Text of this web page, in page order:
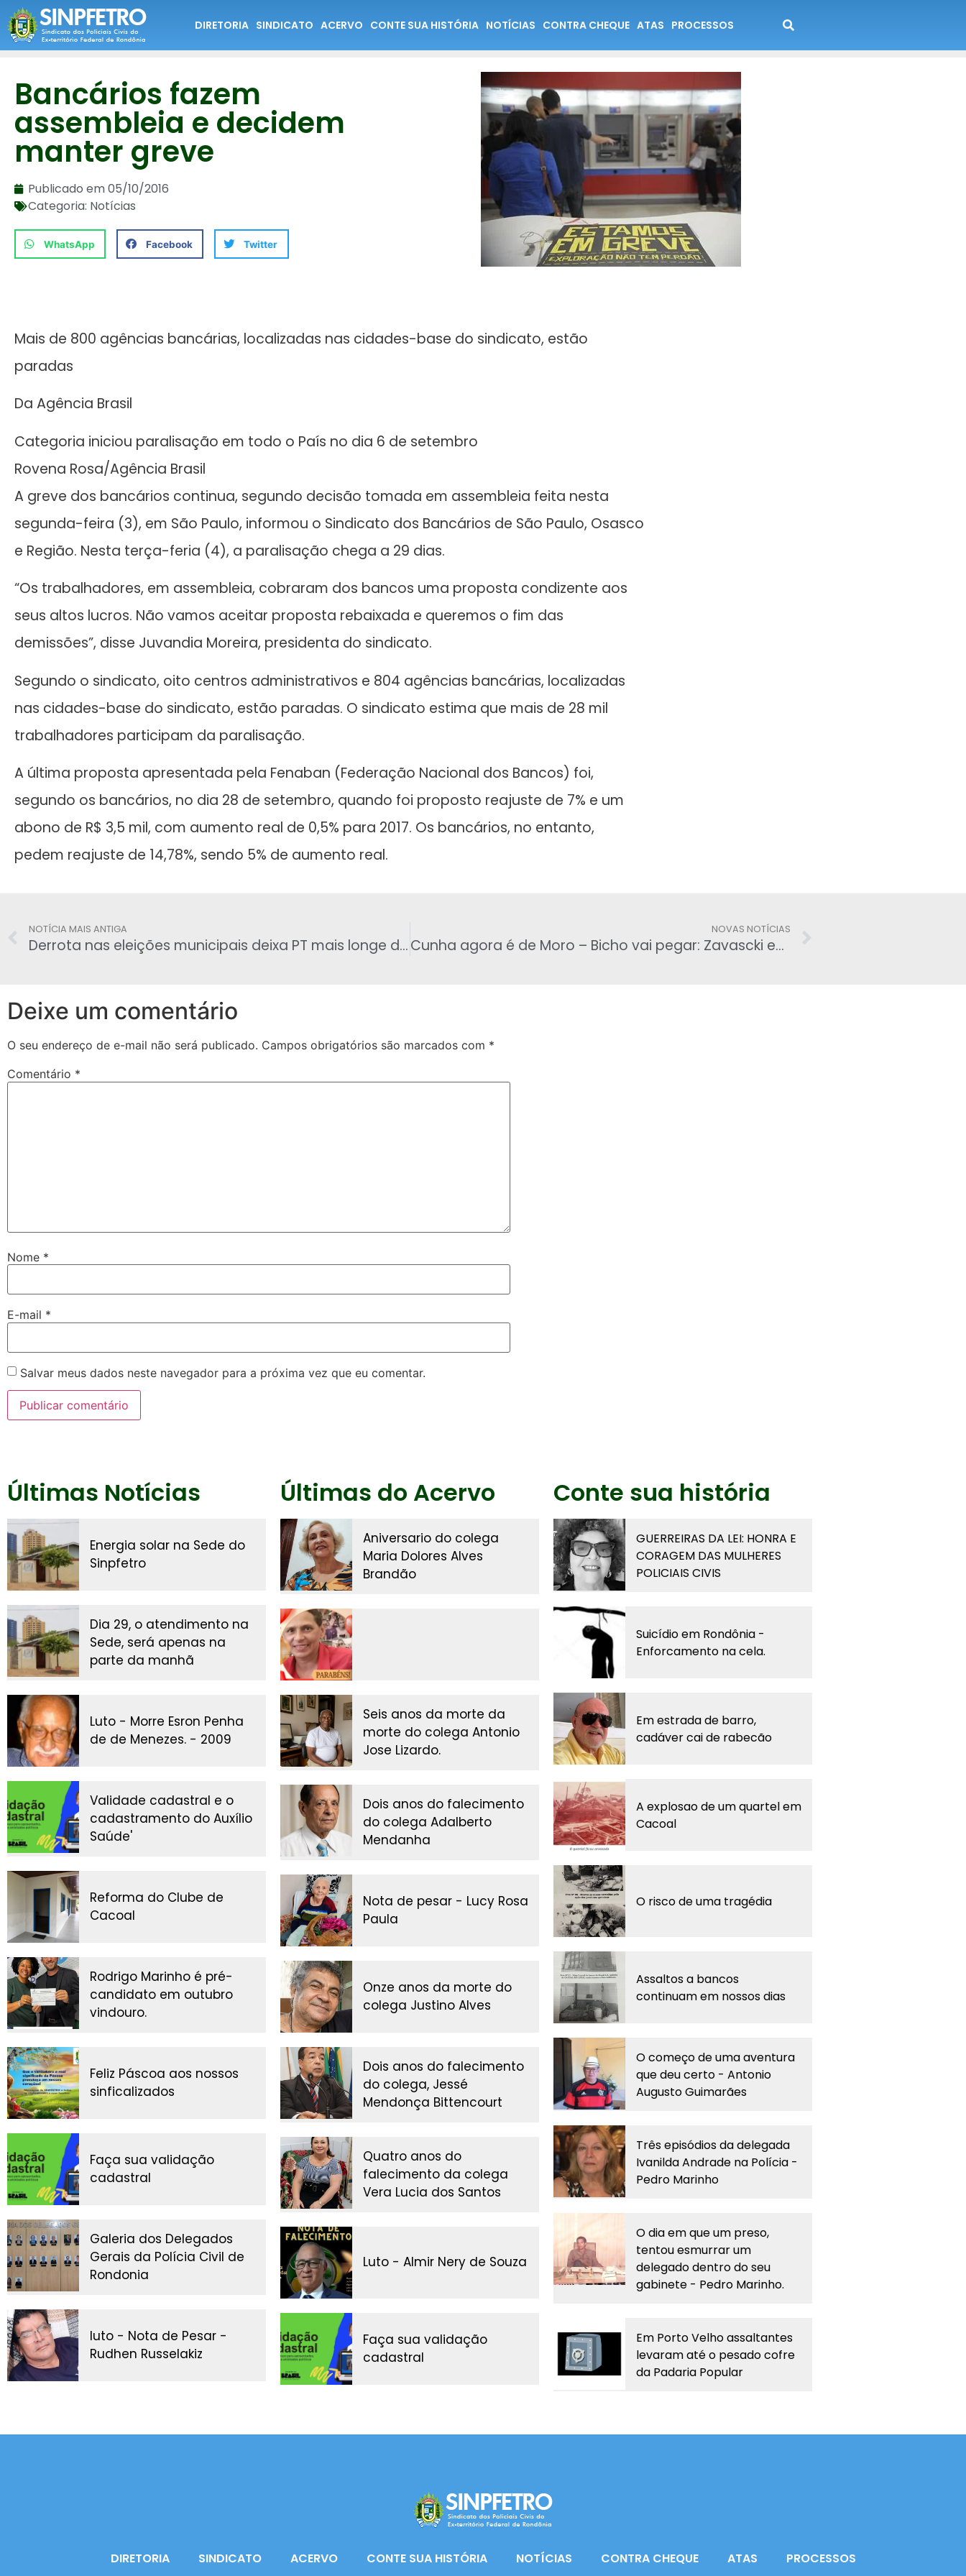
DIRETORIA SINDICATO ACERVO CONTE SUA HISTÓRIA NOTÍCIAS CONTRA CHEQUE ATAS PROCESSOS
Bancários fazem
assembleia e decidem
manter greve
Publicado em05/10/2016
Categoria: Notícias
WhatsApp Facebook Twitter
Mais de 800 agências bancárias, localizadas nas cidades-base do sindicato, estão
paradas
Da Agência Brasil
Categoria iniciou paralisação em todo o País no dia 6 de setembro
Rovena Rosa/Agência Brasil
A greve dos bancários continua, segundo decisão tomada em assembleia feita nesta
segunda-feira (3), em São Paulo, informou o Sindicato dos Bancários de São Paulo, Osasco
e Região. Nesta terça-feria (4), a paralisação chega a 29 dias.
“Os trabalhadores, em assembleia, cobraram dos bancos uma proposta condizente aos
seus altos lucros. Não vamos aceitar proposta rebaixada e queremos o fim das
demissões”, disse Juvandia Moreira, presidenta do sindicato.
Segundo o sindicato, oito centros administrativos e 804 agências bancárias, localizadas
nas cidades-base do sindicato, estão paradas. O sindicato estima que mais de 28 mil
trabalhadores participam da paralisação.
A última proposta apresentada pela Fenaban (Federação Nacional dos Bancos) foi,
segundo os bancários, no dia 28 de setembro, quando foi proposto reajuste de 7% e um
abono de R$ 3,5 mil, com aumento real de 0,5% para 2017. Os bancários, no entanto,
pedem reajuste de 14,78%, sendo 5% de aumento real.
NOTÍCIA MAIS ANTIGA
Derrota nas eleições municipais deixa PT mais longe do Planalto em 2018
NOVAS NOTÍCIAS
Cunha agora é de Moro – Bicho vai pegar: Zavascki entrega caso Eduardo Cunha a Sérgio Moro
Deixe um comentário
O seu endereço de e-mail não será publicado. Campos obrigatórios são marcados com *
Comentário *
Nome *
E-mail *
Salvar meus dados neste navegador para a próxima vez que eu comentar.
Últimas Notícias
Energia solar na Sede do
Sinpfetro
Dia 29, o atendimento na
Sede, será apenas na
parte da manhã
Luto - Morre Esron Penha
de de Menezes. - 2009
Validade cadastral e o
cadastramento do Auxílio
Saúde'
Reforma do Clube de
Cacoal
Rodrigo Marinho é pré-
candidato em outubro
vindouro.
Feliz Páscoa aos nossos
sinficalizados
Faça sua validação
cadastral
Galeria dos Delegados
Gerais da Polícia Civil de
Rondonia
luto - Nota de Pesar -
Rudhen Russelakiz
Últimas do Acervo
Aniversario do colega
Maria Dolores Alves
Brandão
Seis anos da morte da
morte do colega Antonio
Jose Lizardo.
Dois anos do falecimento
do colega Adalberto
Mendanha
Nota de pesar - Lucy Rosa
Paula
Onze anos da morte do
colega Justino Alves
Dois anos do falecimento
do colega, Jessé
Mendonça Bittencourt
Quatro anos do
falecimento da colega
Vera Lucia dos Santos
Luto - Almir Nery de Souza
Faça sua validação
cadastral
Conte sua história
GUERREIRAS DA LEI: HONRA E
CORAGEM DAS MULHERES
POLICIAIS CIVIS
Suicídio em Rondônia -
Enforcamento na cela.
Em estrada de barro,
cadáver cai de rabecão
A explosao de um quartel em
Cacoal
O risco de uma tragédia
Assaltos a bancos
continuam em nossos dias
O começo de uma aventura
que deu certo - Antonio
Augusto Guimarães
Três episódios da delegada
Ivanilda Andrade na Polícia -
Pedro Marinho
O dia em que um preso,
tentou esmurrar um
delegado dentro do seu
gabinete - Pedro Marinho.
Em Porto Velho assaltantes
levaram até o pesado cofre
da Padaria Popular
DIRETORIA SINDICATO ACERVO CONTE SUA HISTÓRIA NOTÍCIAS CONTRA CHEQUE ATAS PROCESSOS